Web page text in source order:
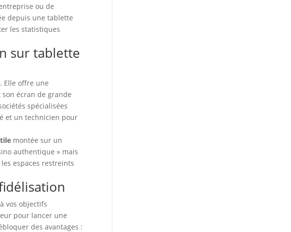
ou de
depuis une tablette
les statistiques
sur tablette
Elle offre une
écran de grande
spécialisées
et un technicien pour
montée sur un
authentique » mais
espaces restreints
vos objectifs
pour lancer une
des avantages :